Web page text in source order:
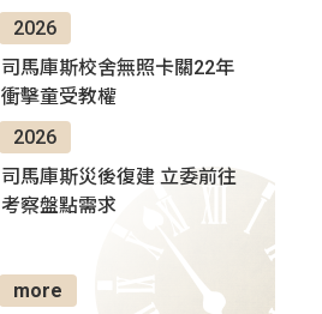
2026
司馬庫斯校舍無照卡關22年
衝擊童受教權
2026
司馬庫斯災後復建 立委前往
考察盤點需求
more